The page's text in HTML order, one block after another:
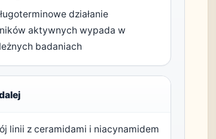
działanie
aktywnych wypada w
badaniach
linii z ceramidami i niacynamidem